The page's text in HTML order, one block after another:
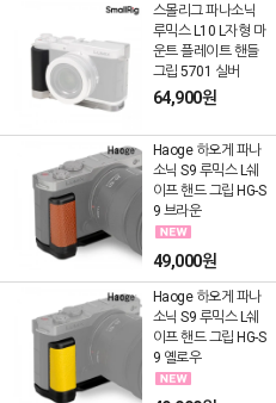
스몰리그 파나소닉
루믹스 L10 L자형 마
운트 플레이트 핸들
그립 5701 실버
64,900원
Haoge 하오게 파나
소닉 S9 루믹스 L쉐
이프 핸드 그립 HG-S
9 브라운
49,000원
Haoge 하오게 파나
소닉 S9 루믹스 L쉐
이프 핸드 그립 HG-S
9 옐로우